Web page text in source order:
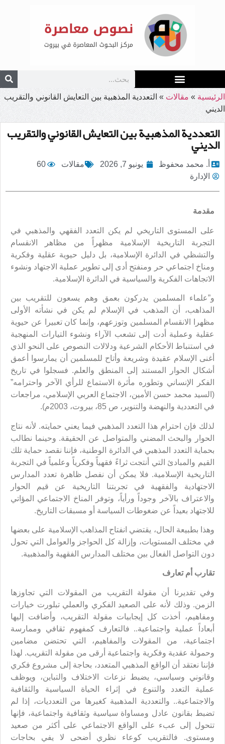
الرئيسية » مقالات » التعددية المذهبية بين التعايش القانوني والتقريب
الديني
التعددية المذهبية بين التعايش القانوني والتقريب
الديني
أ. محمد محفوظ يونيو 7, 2026 مقالات
60
الإدارة
مقدمة
على المستوى التاريخي لم يكن التعدد الفقهي والمذهبي في
التجربة التاريخية الإسلامية مظهراً من مظاهر الانقسام
والتشظي في الدائرة الإسلامية، بل دليل حيوية عقلية وفكرية
ومناخ اجتماعي حر ومنفتح أدى إلى تطوير عملية الاجتهاد ونشوء
الاتجاهات الفكرية والسياسية في الدائرة الإسلامية.
و”علماء المسلمين يدركون بعمق وهم يسعون للتقريب بين
المذاهب، أن المذهب في الإسلام لم يكن في نشأته الأولى
مظهرا الانقسام المسلمين وتوزعهم، وإنما كان تعبيرا عن حيوية
عقلية وعملية أدت إلى تشعب الآراء ونشوء التيارات المنهجية
في استنباط الأحكام الشرعية ودلالات النصوص على النحو الذي
أغنى الإسلام عقيدة وشريعة وأتاح للمسلمين أن يمارسوا أعمق
أشكال الحوار المستند إلى المنطق والعلم. فسجلوا في تاريخ
الفكر الإنساني وتطوره مأثرة الاستماع للرأي الآخر واحترامه”
(السيد محمد حسن الأمين، الاجتماع العربي الإسلامي، مراجعات
في التعددية والنهضة والتنوير، ص 85، بيروت، 2003م).
لذلك فإن احترام هذا التعدد المذهبي فيما يعني حمايته. لأنه نتاج
الحوار والبحث المضني والمتواصل عن الحقيقة. وحينما نطالب
بحماية التعدد المذهبي في الدائرة الوطنية، فإننا نقصد حماية تلك
القيم والمبادئ التي أنتجت ثراءً فقهياً وفكرياً وعلمياً في التجربة
التاريخية الإسلامية. فلا يمكن أن نفصل ظاهرة تعدد المدارس
الاجتهادية والفقهية في تجربتنا التاريخية عن قيم الحوار
والاعتراف بالآخر وجوداً ورأياً، وتوفر المناخ الاجتماعي المؤاتي
للاجتهاد بعيداً عن ضغوطات السياسة أو مسبقات التاريخ.
وهذا بطبيعة الحال، يقتضي انفتاح المذاهب الإسلامية على بعضها
في مختلف المستويات، وإزالة كل الحواجز والعوامل التي تحول
دون التواصل الفعال بين مختلف المدارس الفقهية والمذهبية.
تقارب أم تعارف
وفي تقديرنا أن مقولة التقريب من المقولات التي تجاوزها
الزمن. وذلك لأنه على الصعيد الفكري والعملي تبلورت خيارات
ومفاهيم، أخذت كل إيجابيات مقولة التقريب، وأضافت إليها
أبعاداً عملية واجتماعية.. فالتعارف كمفهوم ثقافي وممارسة
اجتماعية، من المقولات والمفاهيم، التي تحتضن مضامين
وحمولة عقدية وفكرية واجتماعية أرقى من مقولة التقريب. لهذا
فإننا نعتقد أن الواقع المذهبي المتعدد، بحاجة إلى مشروع فكري
وقانوني وسياسي، يضبط نزعات الاختلاف والتباين، ويوظف
عملية التعدد والتنوع في إثراء الحياة السياسية والثقافية
والاجتماعية.. والتعددية المذهبية كغيرها من التعدديات، إذا لم
تضبط بقانون عادل ومساواة سياسية وثقافية واجتماعية، فإنها
تتحول إلى عبء على الواقع الاجتماعي على أكثر من صعيد
ومستوى. فالتقريب كوعاء نظري أضحى لا يفي بحاجات